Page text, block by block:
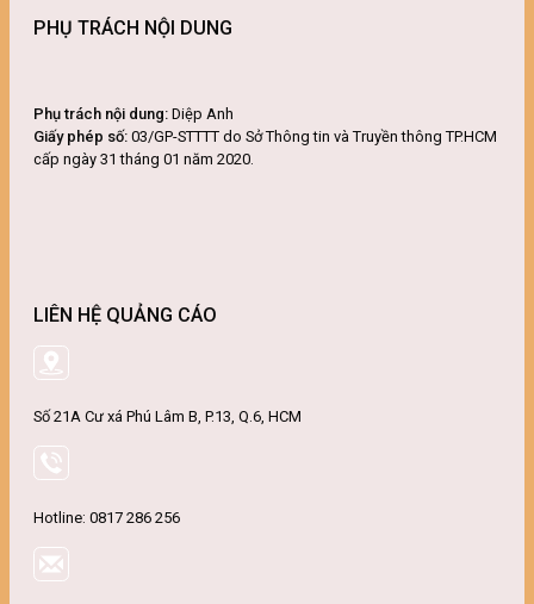
PHỤ TRÁCH NỘI DUNG
Phụ trách nội dung: Diệp Anh
Giấy phép số: 03/GP-STTTT do Sở Thông tin và Truyền thông TP.HCM
cấp ngày 31 tháng 01 năm 2020.
LIÊN HỆ QUẢNG CÁO
Số 21A Cư xá Phú Lâm B, P.13, Q.6, HCM
Hotline: 0817 286 256